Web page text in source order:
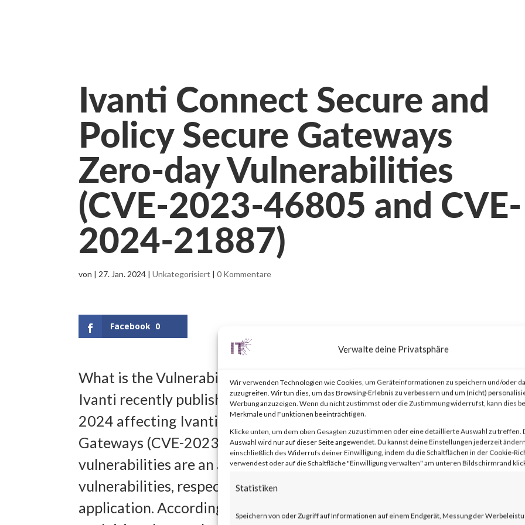
Verwalte deine Privatsphäre
Wir verwenden Technologien wie Cookies, um Geräteinformationen zu speichern und/oder
zuzugreifen. Wir tun dies, um das Browsing-Erlebnis zu verbessern und um (nicht)
Werbung anzuzeigen. Wenn du nicht zustimmst oder die Zustimmung widerrufst, kann dies
Merkmale und Funktionen beeinträchtigen.
Klicke unten, um dem oben Gesagten zuzustimmen oder eine detaillierte Auswahl zu treffen.
Auswahl wird nur auf dieser Seite angewendet. Du kannst deine Einstellungen jederzeit
einschließlich des Widerrufs deiner Einwilligung, indem du die Schaltflächen in der Cookie-
verwendest oder auf die Schaltfläche "Einwilligung verwalten" am unteren Bildschirmrand
Statistiken
Speichern von oder Zugriff auf Informationen auf einem Endgerät, Messung der
Ivanti Connect Secure and
Policy Secure Gateways
Zero-day Vulnerabilities
(CVE-2023-46805 and CVE-
2024-21887)
von | 27. Jan. 2024 |Unkategorisiert |0 Kommentare
Facebook 0
What is the Vulnerability?
Ivanti recently published an advisory on two vulnerabilities on Jan
2024 affecting Ivanti Connect Secure (ICS) and Ivanti Policy Secure
Gateways (CVE-2023-46805 and CVE-2024-21887). The
vulnerabilities are an authentication bypass and command injection
vulnerabilities, respectively in the web component of affected
application. According to the vendor advisory, when chained together,